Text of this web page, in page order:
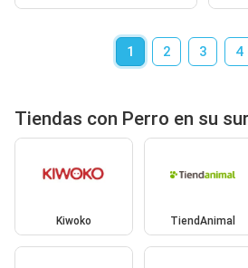
1 2 3 4
Tiendas con Perro en su
Kiwoko TiendAnimal